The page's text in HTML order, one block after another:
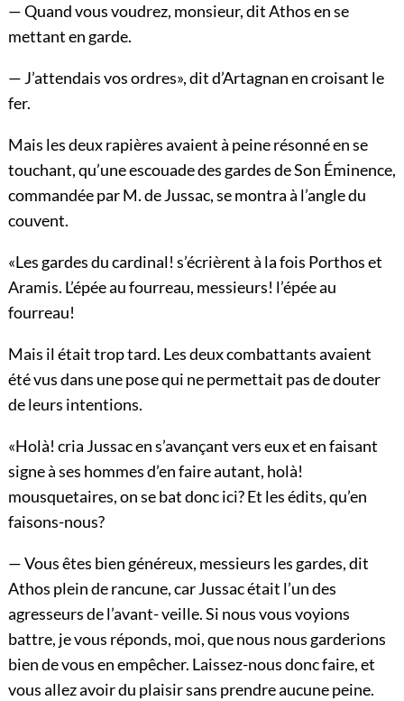
— Quand vous voudrez, monsieur, dit Athos en se
mettant en garde.
— J’attendais vos ordres», dit d’Artagnan en croisant le
fer.
Mais les deux rapières avaient à peine résonné en se
touchant, qu’une escouade des gardes de Son Éminence,
commandée par M. de Jussac, se montra à l’angle du
couvent.
«Les gardes du cardinal! s’écrièrent à la fois Porthos et
Aramis. L’épée au fourreau, messieurs! l’épée au
fourreau!
Mais il était trop tard. Les deux combattants avaient
été vus dans une pose qui ne permettait pas de douter
de leurs intentions.
«Holà! cria Jussac en s’avançant vers eux et en faisant
signe à ses hommes d’en faire autant, holà!
mousquetaires, on se bat donc ici? Et les édits, qu’en
faisons-nous?
— Vous êtes bien généreux, messieurs les gardes, dit
Athos plein de rancune, car Jussac était l’un des
agresseurs de l’avant- veille. Si nous vous voyions
battre, je vous réponds, moi, que nous nous garderions
bien de vous en empêcher. Laissez-nous donc faire, et
vous allez avoir du plaisir sans prendre aucune peine.